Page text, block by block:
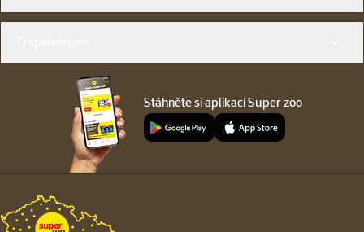
Stáhněte si aplikaci Super zoo